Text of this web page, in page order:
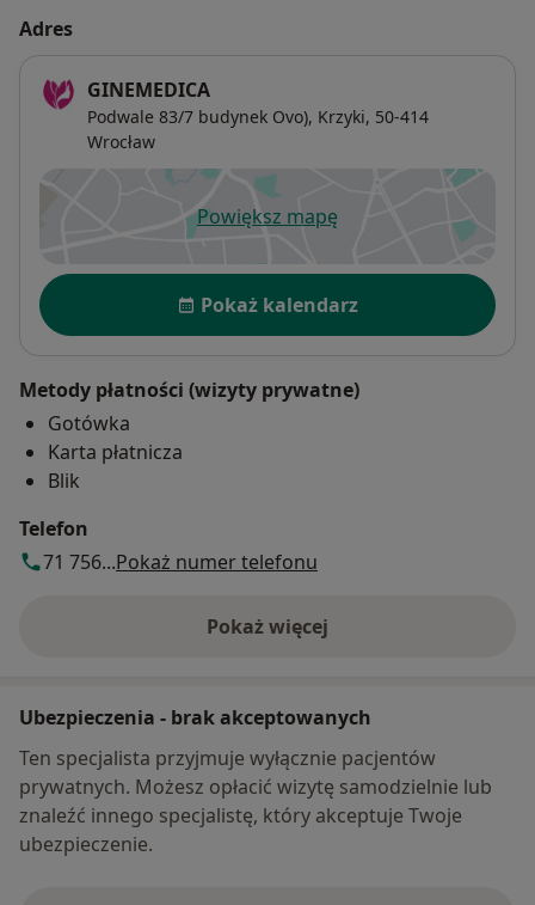
Adres
GINEMEDICA
Podwale 83/7 budynek Ovo), Krzyki, 50-414
Wrocław
Powiększ mapęotwiera się w nowej karcie
Dostępność
Pokaż kalendarz
Metody płatności (wizyty prywatne)
Gotówka
Karta płatnicza
Blik
Telefon
71 756...Pokaż numer telefonu
Pokaż więcej
o adresie
Ubezpieczenia - brak akceptowanych
Ten specjalista przyjmuje wyłącznie pacjentów
prywatnych. Możesz opłacić wizytę samodzielnie lub
znaleźć innego specjalistę, który akceptuje Twoje
ubezpieczenie.